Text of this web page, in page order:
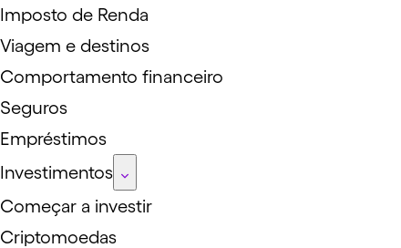
Imposto de Renda
Viagem e destinos
Comportamento financeiro
Seguros
Empréstimos
Investimentos
Começar a investir
Criptomoedas